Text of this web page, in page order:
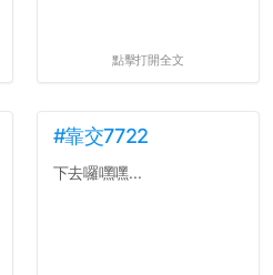
點擊打開全文
#靠交7722
下去囉嘿嘿...